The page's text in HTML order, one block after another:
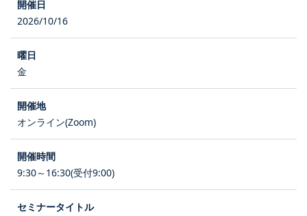
2026/10/16
金
オンライン(Zoom)
9:30～16:30(受付9:00)